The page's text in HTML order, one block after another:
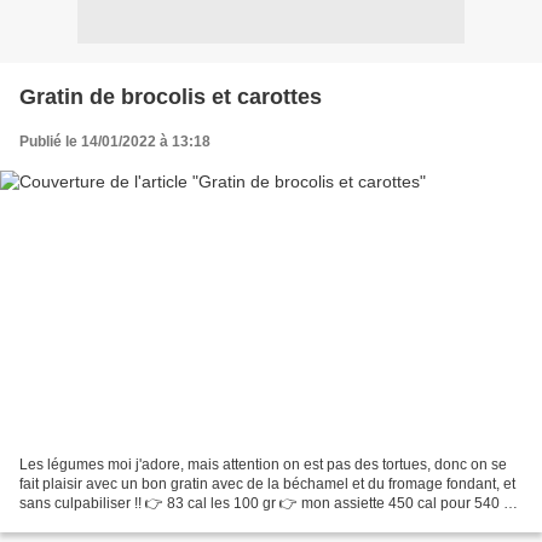
Gratin de brocolis et carottes
Publié le 14/01/2022 à 13:18
Les légumes moi j'adore, mais attention on est pas des tortues, donc on se
fait plaisir avec un bon gratin avec de la béchamel et du fromage fondant, et
sans culpabiliser !! 👉 83 cal les 100 gr 👉 mon assiette 450 cal pour 540 gr